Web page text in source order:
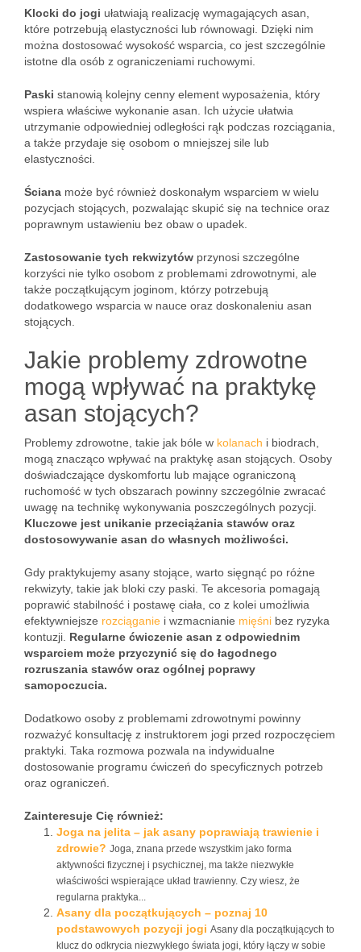
Klocki do jogi ułatwiają realizację wymagających asan,
które potrzebują elastyczności lub równowagi. Dzięki nim
można dostosować wysokość wsparcia, co jest szczególnie
istotne dla osób z ograniczeniami ruchowymi.
Paski stanowią kolejny cenny element wyposażenia, który
wspiera właściwe wykonanie asan. Ich użycie ułatwia
utrzymanie odpowiedniej odległości rąk podczas rozciągania,
a także przydaje się osobom o mniejszej sile lub
elastyczności.
Ściana może być również doskonałym wsparciem w wielu
pozycjach stojących, pozwalając skupić się na technice oraz
poprawnym ustawieniu bez obaw o upadek.
Zastosowanie tych rekwizytów przynosi szczególne
korzyści nie tylko osobom z problemami zdrowotnymi, ale
także początkującym joginom, którzy potrzebują
dodatkowego wsparcia w nauce oraz doskonaleniu asan
stojących.
Jakie problemy zdrowotne
mogą wpływać na praktykę
asan stojących?
Problemy zdrowotne, takie jak bóle w kolanach i biodrach,
mogą znacząco wpływać na praktykę asan stojących. Osoby
doświadczające dyskomfortu lub mające ograniczoną
ruchomość w tych obszarach powinny szczególnie zwracać
uwagę na technikę wykonywania poszczególnych pozycji.
Kluczowe jest unikanie przeciążania stawów oraz
dostosowywanie asan do własnych możliwości.
Gdy praktykujemy asany stojące, warto sięgnąć po różne
rekwizyty, takie jak bloki czy paski. Te akcesoria pomagają
poprawić stabilność i postawę ciała, co z kolei umożliwia
efektywniejsze rozciąganie i wzmacnianie mięśni bez ryzyka
kontuzji. Regularne ćwiczenie asan z odpowiednim
wsparciem może przyczynić się do łagodnego
rozruszania stawów oraz ogólnej poprawy
samopoczucia.
Dodatkowo osoby z problemami zdrowotnymi powinny
rozważyć konsultację z instruktorem jogi przed rozpoczęciem
praktyki. Taka rozmowa pozwala na indywidualne
dostosowanie programu ćwiczeń do specyficznych potrzeb
oraz ograniczeń.
Zainteresuje Cię również:
Joga na jelita – jak asany poprawiają trawienie i
zdrowie? Joga, znana przede wszystkim jako forma
aktywności fizycznej i psychicznej, ma także niezwykłe
właściwości wspierające układ trawienny. Czy wiesz, że
regularna praktyka...
Asany dla początkujących – poznaj 10
podstawowych pozycji jogi Asany dla początkujących to
klucz do odkrycia niezwykłego świata jogi, który łączy w sobie